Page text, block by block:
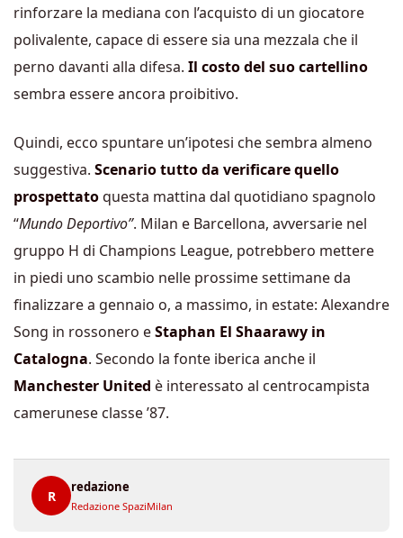
rinforzare la mediana con l’acquisto di un giocatore
polivalente, capace di essere sia una mezzala che il
perno davanti alla difesa. Il costo del suo cartellino
sembra essere ancora proibitivo.
Quindi, ecco spuntare un’ipotesi che sembra almeno
suggestiva. Scenario tutto da verificare quello
prospettatoquesta mattina dal quotidiano spagnolo
“Mundo Deportivo”. Milan e Barcellona, avversarie nel
gruppo H di Champions League, potrebbero mettere
in piedi uno scambio nelle prossime settimane da
finalizzare a gennaio o, a massimo, in estate: Alexandre
Song in rossonero eStaphan El Shaarawy in
Catalogna. Secondo la fonte iberica anche il
Manchester United è interessato al centrocampista
camerunese classe ’87.
R
redazione
Redazione SpaziMilan